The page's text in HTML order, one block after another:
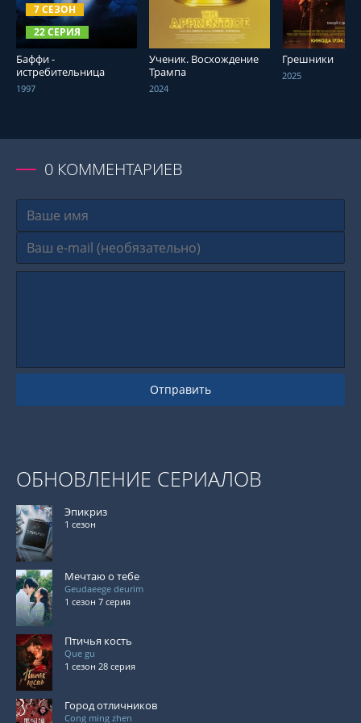
7 СЕЗОН
22 СЕРИЯ
Баффи -
истребительница
вампиров
1997
Ученик. Восхождение
Трампа
2024
Грешники
2025
0 КОММЕНТАРИЕВ
Отправить
ОБНОВЛЕНИЕ СЕРИАЛОВ
Эпикриз
1 сезон
Мечтаю о тебе
Geudaeege deurim
1 сезон 7 серия
Птичья кость
Que gu
1 сезон 28 серия
Город отличников
Cong ming zhen